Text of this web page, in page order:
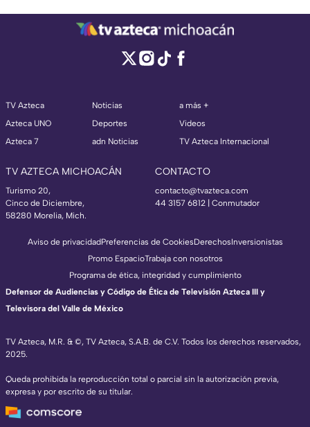
TV Azteca
Azteca UNO
Azteca 7
Noticias
Deportes
adn Noticias
a más +
Videos
TV Azteca Internacional
TV AZTECA MICHOACÁN
Turismo 20,
Cinco de Diciembre,
58280 Morelia, Mich.
CONTACTO
contacto@tvazteca.com
44 3157 6812 | Conmutador
TV Azteca, M.R. & ©, TV Azteca, S.A.B. de C.V. Todos los derechos reservados,
2025.
Queda prohibida la reproducción total o parcial sin la autorización previa,
expresa y por escrito de su titular.
Aviso de privacidadPreferencias de CookiesDerechosInversionistas
Promo EspacioTrabaja con nosotros
Programa de ética, integridad y cumplimiento
Defensor de Audiencias y Código de Ética de Televisión Azteca III y
Televisora del Valle de México